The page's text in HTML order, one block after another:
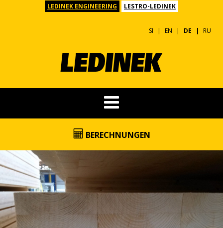
LEDINEK ENGINEERING LESTRO-LEDINEK
SI EN DE RU
BERECHNUNGEN